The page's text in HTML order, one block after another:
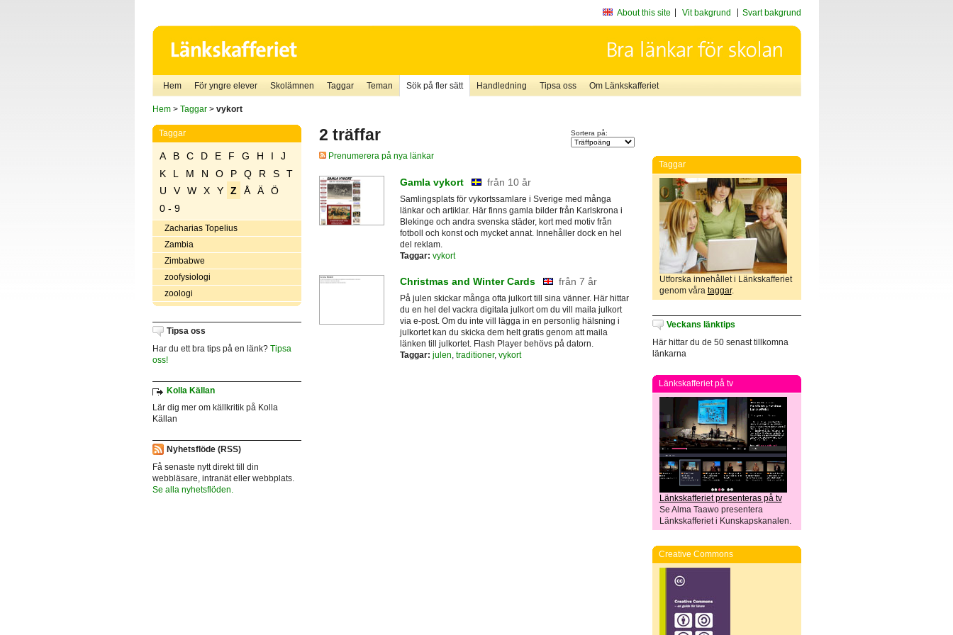
About this site Vit bakgrund Svart bakgrund
Hem För yngre elever Skolämnen Taggar Teman Sök på fler sätt Handledning Tipsa oss Om Länkskafferiet
Hem> Taggar> vykort
Taggar
A B C D E F G H I
J
K
L M N O P Q R S
T
U
V W X Y Z Å Ä
Ö
0 - 9
Zacharias Topelius
Zambia
Zimbabwe
zoofysiologi
zoologi
Tipsa oss
Har du ett bra tips på en länk? Tipsa
oss!
Kolla Källan
Lär dig mer om källkritik på Kolla
Källan
Nyhetsflöde (RSS)
Få senaste nytt direkt till din
webbläsare, intranät eller webbplats.
Se alla nyhetsflöden.
2 träffar Sortera på:
Prenumerera på nya länkar
Gamla vykort från 10 år
Samlingsplats för vykortssamlare i Sverige med många
länkar och artiklar. Här finns gamla bilder från Karlskrona i
Blekinge och andra svenska städer, kort med motiv från
fotboll och konst och mycket annat. Innehåller dock en hel
del reklam.
Taggar: vykort
Christmas and Winter Cards från 7 år
På julen skickar många ofta julkort till sina vänner. Här hittar
du en hel del vackra digitala julkort om du vill maila julkort
via e-post. Om du inte vill lägga in en personlig hälsning i
julkortet kan du skicka dem helt gratis genom att maila
länken till julkortet. Flash Player behövs på datorn.
Taggar: julen, traditioner, vykort
Taggar
Utforska innehållet i Länkskafferiet
genom våra taggar.
Veckans länktips
Här hittar du de 50 senast tillkomna
länkarna
Länkskafferiet på tv
Länkskafferiet presenteras på tv
Se Alma Taawo presentera
Länkskafferiet i Kunskapskanalen.
Creative Commons